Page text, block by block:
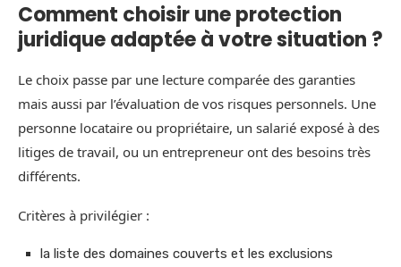
Comment choisir une protection
juridique adaptée à votre situation ?
Le choix passe par une lecture comparée des garanties
mais aussi par l’évaluation de vos risques personnels. Une
personne locataire ou propriétaire, un salarié exposé à des
litiges de travail, ou un entrepreneur ont des besoins très
différents.
Critères à privilégier :
la liste des domaines couverts et les exclusions